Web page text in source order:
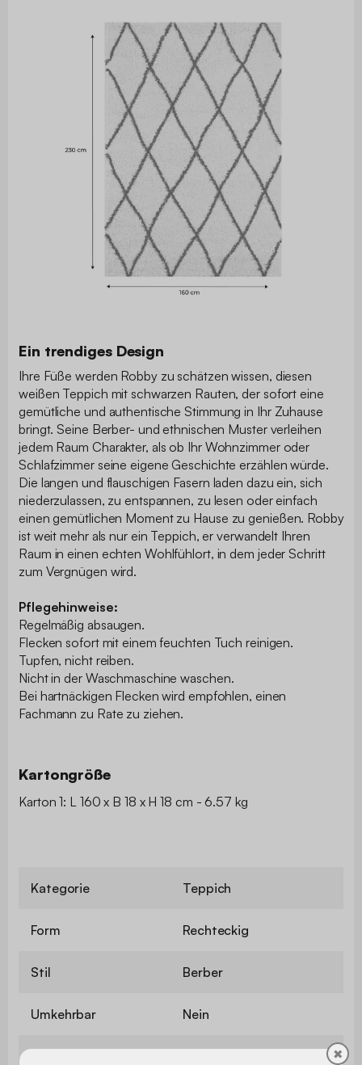
Ein trendiges Design
Ihre Füße werden Robby zu schätzen wissen, diesen
weißen Teppich mit schwarzen Rauten, der sofort eine
gemütliche und authentische Stimmung in Ihr Zuhause
bringt. Seine Berber- und ethnischen Muster verleihen
jedem Raum Charakter, als ob Ihr Wohnzimmer oder
Schlafzimmer seine eigene Geschichte erzählen würde.
Die langen und flauschigen Fasern laden dazu ein, sich
niederzulassen, zu entspannen, zu lesen oder einfach
einen gemütlichen Moment zu Hause zu genießen. Robby
ist weit mehr als nur ein Teppich, er verwandelt Ihren
Raum in einen echten Wohlfühlort, in dem jeder Schritt
zum Vergnügen wird.
Pflegehinweise:
Regelmäßig absaugen.
Flecken sofort mit einem feuchten Tuch reinigen.
Tupfen, nicht reiben.
Nicht in der Waschmaschine waschen.
Bei hartnäckigen Flecken wird empfohlen, einen
Fachmann zu Rate zu ziehen.
Kartongröße
Karton 1: L 160 x B 18 x H 18 cm - 6.57 kg
Kategorie Teppich
Form Rechteckig
Stil Berber
Umkehrbar Nein
✖